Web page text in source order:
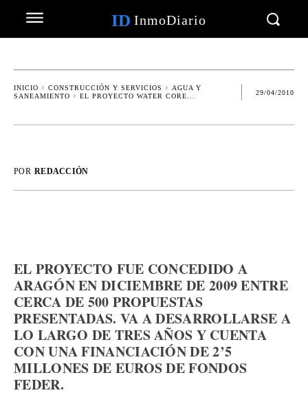
ID InmoDiario
INICIO CONSTRUCCIÓN Y SERVICIOS
AGUA Y
SANEAMIENTO
EL PROYECTO WATER CORE...
29/04/2010
POR REDACCIÓN
EL PROYECTO FUE CONCEDIDO A
ARAGÓN EN DICIEMBRE DE 2009 ENTRE
CERCA DE 500 PROPUESTAS
PRESENTADAS. VA A DESARROLLARSE A
LO LARGO DE TRES AÑOS Y CUENTA
CON UNA FINANCIACIÓN DE 2’5
MILLONES DE EUROS DE FONDOS
FEDER.